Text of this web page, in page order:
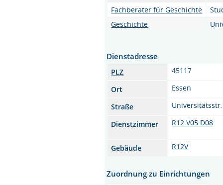
Fachberater für Geschichte
Geschichte
Dienstadresse
PLZ
45117
Ort
Essen
Straße
Dienstzimmer
R12 V05 D08
Gebäude R12V
Zuordnung zu Einrichtungen